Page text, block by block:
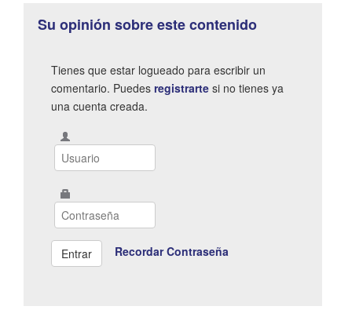
Su opinión sobre este contenido
Tienes que estar logueado para escribir un
comentario. Puedes registrarte si no tienes ya
una cuenta creada.
Recordar Contraseña